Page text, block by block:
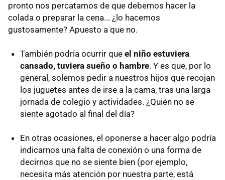
pronto nos percatamos de que debemos hacer la
colada o preparar la cena... ¿lo hacemos
gustosamente? Apuesto a que no.
También podría ocurrir que el niño estuviera
cansado, tuviera sueño o hambre. Y es que, por lo
general, solemos pedir a nuestros hijos que recojan
los juguetes antes de irse a la cama, tras una larga
jornada de colegio y actividades. ¿Quién no se
siente agotado al final del día?
En otras ocasiones, el oponerse a hacer algo podría
indicarnos una falta de conexión o una forma de
decirnos que no se siente bien (por ejemplo,
necesita más atención por nuestra parte, está